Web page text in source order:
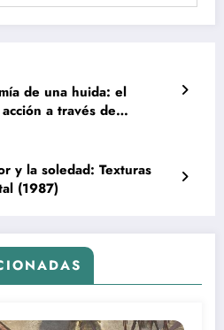
de una huida: el
a través de
y la soledad: Texturas
(1987)